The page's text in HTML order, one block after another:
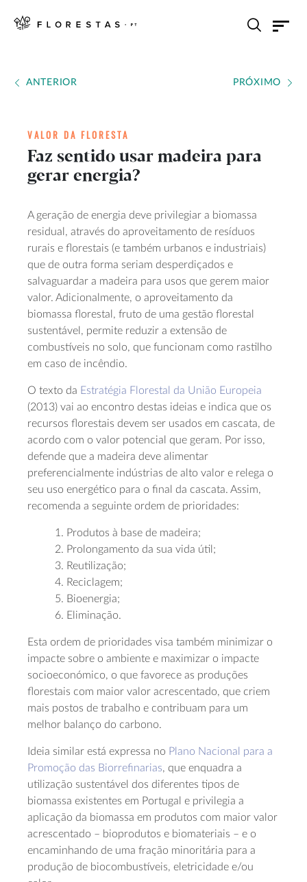
ANTERIOR PRÓXIMO
VALOR DA FLORESTA
Faz sentido usar madeira para
gerar energia?
A geração de energia deve privilegiar a biomassa
residual, através do aproveitamento de resíduos
rurais e florestais (e também urbanos e industriais)
que de outra forma seriam desperdiçados e
salvaguardar a madeira para usos que gerem maior
valor. Adicionalmente, o aproveitamento da
biomassa florestal, fruto de uma gestão florestal
sustentável, permite reduzir a extensão de
combustíveis no solo, que funcionam como rastilho
em caso de incêndio.
O texto da Estratégia Florestal da União Europeia
(2013) vai ao encontro destas ideias e indica que os
recursos florestais devem ser usados em cascata, de
acordo com o valor potencial que geram. Por isso,
defende que a madeira deve alimentar
preferencialmente indústrias de alto valor e relega o
seu uso energético para o final da cascata. Assim,
recomenda a seguinte ordem de prioridades:
1. Produtos à base de madeira;
2. Prolongamento da sua vida útil;
3. Reutilização;
4. Reciclagem;
5. Bioenergia;
6. Eliminação.
Esta ordem de prioridades visa também minimizar o
impacte sobre o ambiente e maximizar o impacte
socioeconómico, o que favorece as produções
florestais com maior valor acrescentado, que criem
mais postos de trabalho e contribuam para um
melhor balanço do carbono.
Ideia similar está expressa no Plano Nacional para a
Promoção das Biorrefinarias, que enquadra a
utilização sustentável dos diferentes tipos de
biomassa existentes em Portugal e privilegia a
aplicação da biomassa em produtos com maior valor
acrescentado – bioprodutos e biomateriais – e o
encaminhando de uma fração minoritária para a
produção de biocombustíveis, eletricidade e/ou